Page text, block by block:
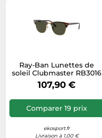
Ray-Ban Lunettes de
soleil Clubmaster RB3016
W0366 Taille L
107,90 €
Comparer 19 prix
ekosport.fr
Livraison à 1,00 €